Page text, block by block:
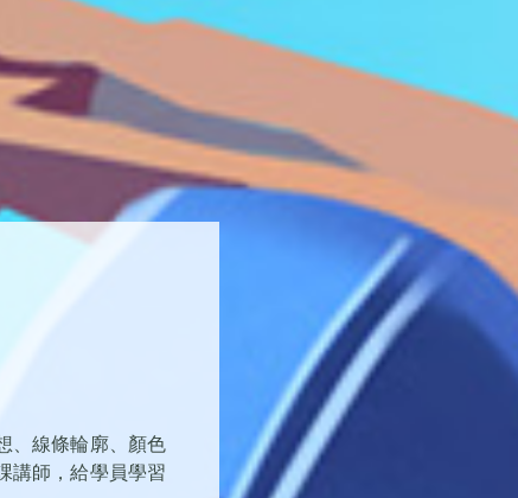
、線條輪廓、顏色
講師，給學員學習